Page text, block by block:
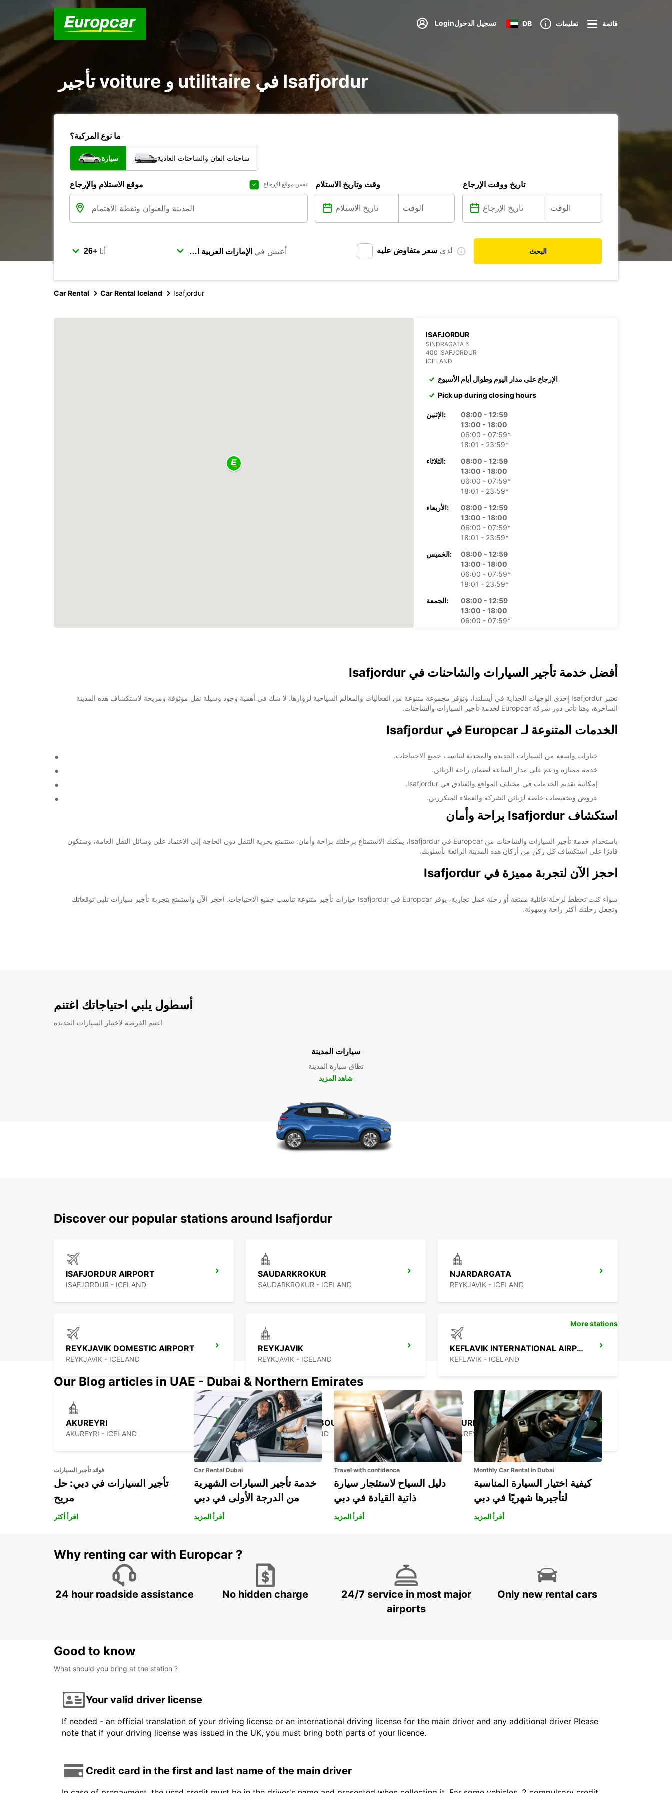
Loginتسجيل الدخول DB تعليمات قائمة
تأجير voiture و utilitaire في Isafjordur
ما نوع المركبة؟
سيارة شاحنات الفان والشاحنات العادية
موقع الاستلام والإرجاع نفس موقع الإرجاع وقت وتاريخ الاستلام تاريخ ووقت الإرجاع
أنا أعيش في لدي سعر متفاوض عليه البحث
Car Rental Car Rental Iceland Isafjordur
ISAFJORDUR
SINDRAGATA 6
400 ISAFJORDUR
ICELAND
الإرجاع على مدار اليوم وطوال أيام الأسبوع
Pick up during closing hours
الإثنين:
08:00 - 12:59
13:00 - 18:00
06:00 - 07:59*
18:01 - 23:59*
الثلاثاء:
08:00 - 12:59
13:00 - 18:00
06:00 - 07:59*
18:01 - 23:59*
الأربعاء:
08:00 - 12:59
13:00 - 18:00
06:00 - 07:59*
18:01 - 23:59*
الخميس:
08:00 - 12:59
13:00 - 18:00
06:00 - 07:59*
18:01 - 23:59*
الجمعة:
08:00 - 12:59
13:00 - 18:00
06:00 - 07:59*
06:00 - 07:59*
18:01 - 23:59*
08:00 - 12:59
13:00 - 18:00
06:00 - 07:59*
18:01 - 23:59*
*برسوم إضافية
+354 (0) 8406074
خط سير الرحلة
أفضل خدمة تأجير السيارات والشاحنات في Isafjordur
تعتبر Isafjordur إحدى الوجهات الجذابة في أيسلندا، وتوفر مجموعة متنوعة من الفعاليات والمعالم السياحية لزوارها. لا شك في أهمية وجود وسيلة نقل موثوقة ومريحة لاستكشاف هذه المدينة
الساحرة، وهنا تأتي دور شركة Europcar لخدمة تأجير السيارات والشاحنات.
الخدمات المتنوعة لـ Europcar في Isafjordur
خيارات واسعة من السيارات الجديدة والمحدثة لتناسب جميع الاحتياجات.
خدمة ممتازة ودعم على مدار الساعة لضمان راحة الزبائن.
إمكانية تقديم الخدمات في مختلف المواقع والفنادق في Isafjordur.
عروض وتخفيضات خاصة لزبائن الشركة والعملاء المتكررين.
استكشاف Isafjordur براحة وأمان
باستخدام خدمة تأجير السيارات والشاحنات من Europcar في Isafjordur، يمكنك الاستمتاع برحلتك براحة وأمان. ستتمتع بحرية التنقل دون الحاجة إلى الاعتماد على وسائل النقل العامة، وستكون
قادرًا على استكشاف كل ركن من أركان هذه المدينة الرائعة بأسلوبك.
احجز الآن لتجربة مميزة في Isafjordur
سواء كنت تخطط لرحلة عائلية ممتعة أو رحلة عمل تجارية، يوفر Europcar في Isafjordur خيارات تأجير متنوعة تناسب جميع الاحتياجات. احجز الآن واستمتع بتجربة تأجير سيارات تلبي توقعاتك
وتجعل رحلتك أكثر راحة وسهولة.
أسطول يلبي احتياجاتك اغتنم
اغتنم الفرصة لاختبار السيارات الجديدة
سيارات المدينة
نطاق سيارة المدينة
شاهد المزيد
Discover our popular stations around Isafjordur
ISAFJORDUR AIRPORT
ISAFJORDUR - ICELAND
SAUDARKROKUR
SAUDARKROKUR - ICELAND
NJARDARGATA
REYKJAVIK - ICELAND
REYKJAVIK DOMESTIC AIRPORT
REYKJAVIK - ICELAND
REYKJAVIK
REYKJAVIK - ICELAND
KEFLAVIK INTERNATIONAL AIRPORT
KEFLAVIK - ICELAND
AKUREYRI
AKUREYRI - ICELAND
AKUREYRI HARBOUR
AKUREYRI - ICELAND
AKUREYRI AIRPORT
AKUREYRI - ICELAND
More stations
Our Blog articles in UAE - Dubai & Northern Emirates
فوائد تأجير السيارات
تأجير السيارات في دبي: حل
مريح
اقرأ أكثر
Car Rental Dubai
خدمة تأجير السيارات الشهرية
من الدرجة الأولى في دبي
أقرأ المزيد
Travel with confidence
دليل السياح لاستئجار سيارة
ذاتية القيادة في دبي
أقرأ المزيد
Monthly Car Rental in Dubai
كيفية اختيار السيارة المناسبة
لتأجيرها شهريًا في دبي
أقرأ المزيد
Why renting car with Europcar ?
24 hour roadside assistance No hidden charge
24/7 service in most major
airports
Only new rental cars
Good to know
What should you bring at the station ?
Your valid driver license
If needed - an official translation of your driving license or an international driving license for the main driver and any additional driver Please
note that if your driving license was issued in the UK, you must bring both parts of your licence.
Credit card in the first and last name of the main driver